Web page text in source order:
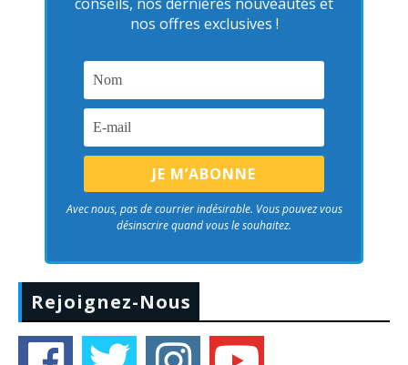
nos offres exclusives !
Avec nous, pas de courrier indésirable. Vous pouvez vous
désinscrire quand vous le souhaitez.
Rejoignez-Nous